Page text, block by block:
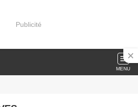
Publicité
MENU